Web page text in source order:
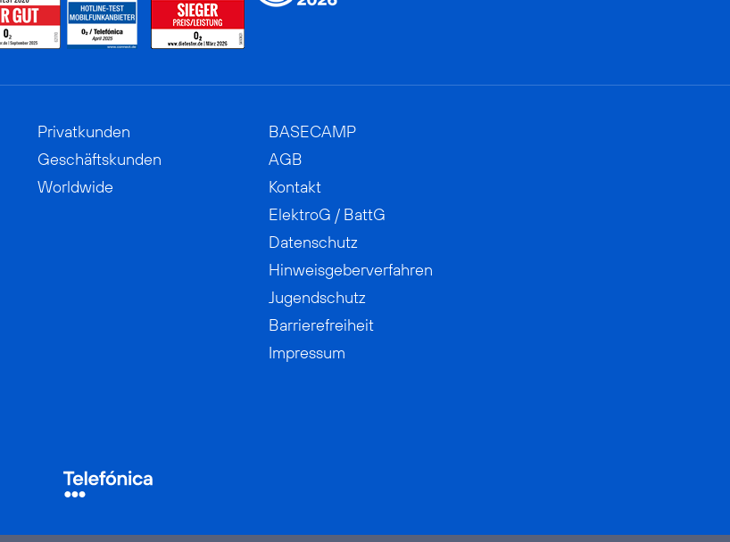
Privatkunden
Geschäftskunden
Worldwide
BASECAMP
AGB
Kontakt
ElektroG / BattG
Datenschutz
Hinweisgeberverfahren
Jugendschutz
Barrierefreiheit
Impressum